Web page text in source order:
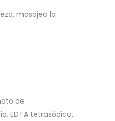
masajea la
de
EDTA tetrasódico,